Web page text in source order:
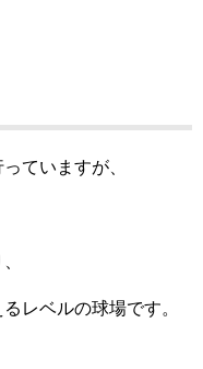
ていますが、
レベルの球場です。